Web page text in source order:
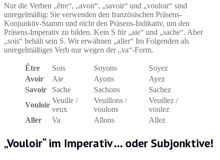
Nur die Verben „être“, „avoir“, „savoir“ und „vouloir“ sind
unregelmäßig: Sie verwenden den französischen Präsens-
Konjunktiv-Stamm und nicht den Präsens-Indikativ, um den
Präsens-Imperativ zu bilden. Kein S für „aie“ und „sache“. Aber
„sois“ behält sein S. Wir erwähnen „aller“ Im Folgenden als
unregelmäßiges Verb nur wegen der „va“-Form.
Être Sois Soyons
Soyez
Avoir
Aie Ayons
Ayez
Savoir
Sache Sachons
Sachez
Vouloir
Veuille /
veux
Veuillons /
voulons
Veuillez /
voulez
Aller
Va Allons Allez
„Vouloir“ im Imperativ … oder Subjonktive!